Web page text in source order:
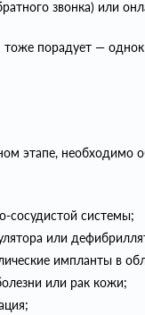
звонка) или
порадует —
этапе, необходимо
сосудистой системы;
или
импланты в
или рак кожи;